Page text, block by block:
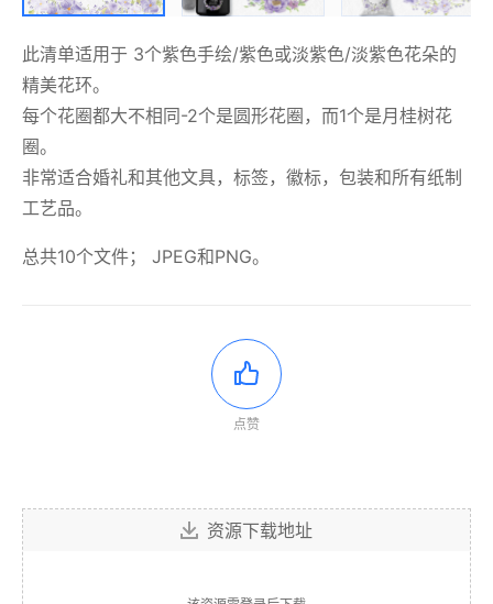
此清单适用于 3个紫色手绘/紫色或淡紫色/淡紫色花朵的
精美花环。
每个花圈都大不相同-2个是圆形花圈，而1个是月桂树花
圈。
非常适合婚礼和其他文具，标签，徽标，包装和所有纸制
工艺品。
总共10个文件； JPEG和PNG。
点赞
资源下载地址